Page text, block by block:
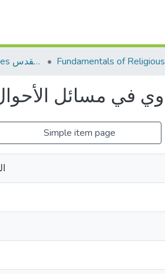
AQU Master Theses الرسائل الجامعية الخاصة بجامعة القدس
Simple item page